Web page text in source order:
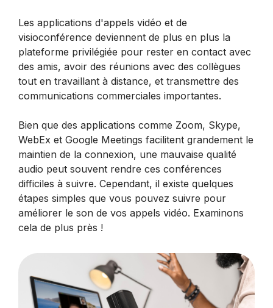
Les applications d'appels vidéo et de
visioconférence deviennent de plus en plus la
plateforme privilégiée pour rester en contact avec
des amis, avoir des réunions avec des collègues
tout en travaillant à distance, et transmettre des
communications commerciales importantes.
Bien que des applications comme Zoom, Skype,
WebEx et Google Meetings facilitent grandement le
maintien de la connexion, une mauvaise qualité
audio peut souvent rendre ces conférences
difficiles à suivre. Cependant, il existe quelques
étapes simples que vous pouvez suivre pour
améliorer le son de vos appels vidéo. Examinons
cela de plus près !